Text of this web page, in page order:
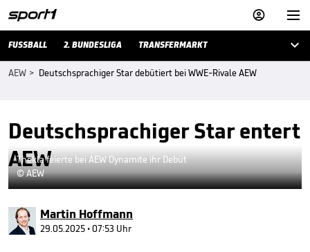


FUSSBALL 2. BUNDESLIGA TRANSFERMARKT 
AEW > Deutschsprachiger Star debütiert bei WWE-Rivale AEW
Deutschsprachiger Star entert
AEW
Thekla feierte bei AEW Dynamite ihr Debüt
© AEW
Martin Hoffmann
29.05.2025 • 07:53 Uhr